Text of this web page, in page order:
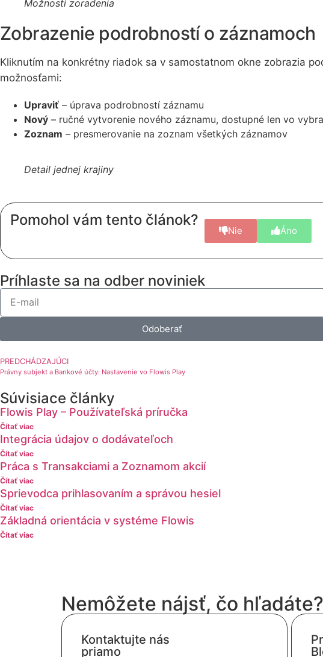
Možnosti zoradenia
Zobrazenie podrobností o záznamoch
Kliknutím na konkrétny riadok sa v samostatnom okne zobrazia
možnosťami:
Upraviť – úprava podrobností záznamu
Nový – ručné vytvorenie nového záznamu, dostupné len vo
Zoznam – presmerovanie na zoznam všetkých záznamov
Detail jednej krajiny
Pomohol vám tento článok?
Nie Áno
Príhlaste sa na odber noviniek
Odoberať
PREDCHÁDZAJÚCI
Právny subjekt a Bankové účty: Nastavenie vo Flowis Play
Súvisiace články
Flowis Play – Používateľská príručka
Čítať viac
Integrácia údajov o dodávateľoch
Čítať viac
Práca s Transakciami a Zoznamom akcií
Čítať viac
Sprievodca prihlasovaním a správou hesiel
Čítať viac
Základná orientácia v systéme Flowis
Čítať viac
Nemôžete nájsť, čo hľadáte?
Kontaktujte nás
priamo